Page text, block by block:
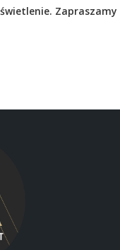
Zapraszamy